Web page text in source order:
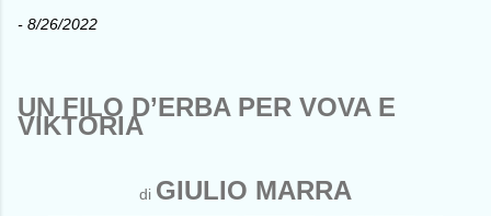
- 8/26/2022
UN FILO D’ERBA PER VOVA E
VIKTORIA
di GIULIO MARRA